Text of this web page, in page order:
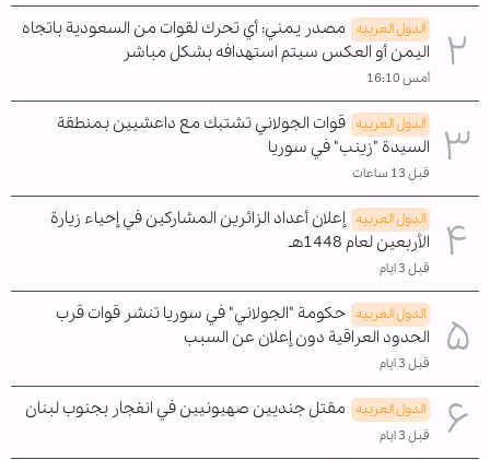
الدول العربیه مصدر يمني: أي تحرك لقوات من السعودية باتجاه
اليمن أو العكس سيتم استهدافه بشكل مباشر
أمس 16:10
الدول العربیه قوات الجولاني تشتبك مع داعشيين بمنطقة
السيدة "زينب" في سوريا
قبل 13 ساعات
الدول العربیه إعلان أعداد الزائرين المشاركين في إحياء زيارة
الأربعين لعام 1448هـ
قبل 3 ايام
الدول العربیه حكومة "الجولاني" في سوريا تنشر قوات قرب
الحدود العراقية دون إعلان عن السبب
قبل 3 ايام
الدول العربیه مقتل جنديين صهيونيين في انفجار بجنوب لبنان
قبل 3 ايام